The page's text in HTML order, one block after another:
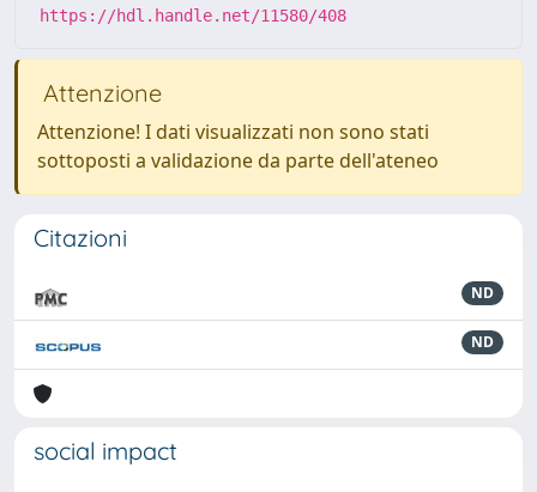
https://hdl.handle.net/11580/408
Attenzione
Attenzione! I dati visualizzati non sono stati
sottoposti a validazione da parte dell'ateneo
Citazioni
ND
ND
social impact